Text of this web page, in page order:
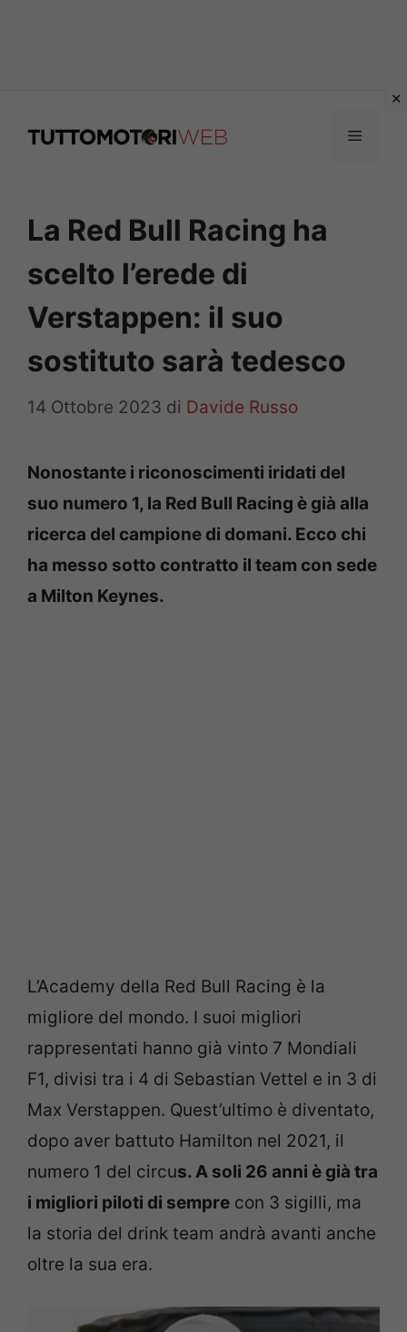
Menu
La Red Bull Racing ha
scelto l’erede di
Verstappen: il suo
sostituto sarà tedesco
14 Ottobre 2023 di Davide Russo
Nonostante i riconoscimenti iridati del
suo numero 1, la Red Bull Racing è già alla
ricerca del campione di domani. Ecco chi
ha messo sotto contratto il team con sede
a Milton Keynes.
L’Academy della Red Bull Racing è la
migliore del mondo. I suoi migliori
rappresentati hanno già vinto 7 Mondiali
F1, divisi tra i 4 di Sebastian Vettel e in 3 di
Max Verstappen. Quest’ultimo è diventato,
dopo aver battuto Hamilton nel 2021, il
numero 1 del circus. A soli 26 anni è già tra
i migliori piloti di sempre con 3 sigilli, ma
la storia del drink team andrà avanti anche
oltre la sua era.